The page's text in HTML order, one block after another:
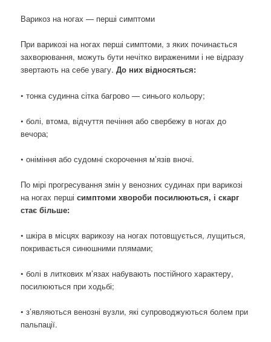
Варикоз на ногах — перші симптоми
При варикозі на ногах перші симптоми, з яких починається
захворювання, можуть бути нечітко вираженими і не відразу
звертають на себе увагу.До них відносяться:
• тонка судинна сітка багрово — синього кольору;
• болі, втома, відчуття печіння або свербежу в ногах до
вечора;
• оніміння або судомні скорочення м’язів вночі.
По мірі прогресування змін у венозних судинах при варикозі
на ногах першісимптоми хвороби посилюються, і скарг
стає більше:
• шкіра в місцях варикозу на ногах потовщується, лущиться,
покривається синюшними плямами;
• болі в литкових м’язах набувають постійного характеру,
посилюються при ходьбі;
• з’являються венозні вузли, які супроводжуються болем при
пальпації.